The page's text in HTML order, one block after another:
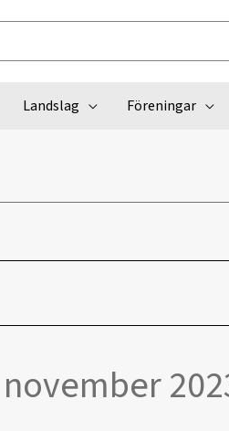
Landslag Föreningar